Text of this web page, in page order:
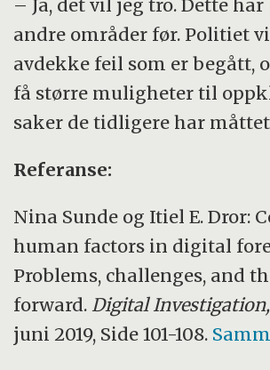
– Ja, det vil jeg tro. Dette
andre områder før. Politiet
avdekke feil som er begått,
få større muligheter til
saker de tidligere har
Referanse:
Nina Sunde og Itiel E. Dror:
human factors in digital
Problems, challenges, and
forward. Digital Investigation,
juni 2019, Side 101-108.